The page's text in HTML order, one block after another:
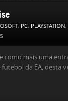
, PC, PLAYSTATION,
como mais uma
da EA, desta